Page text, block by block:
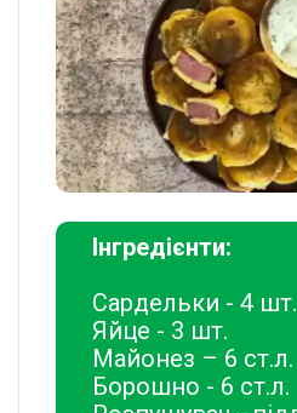
Інгредієнти:
Сардельки - 4 шт.
Яйце - 3 шт.
Майонез – 6 ст.л.
Борошно - 6 ст.л.